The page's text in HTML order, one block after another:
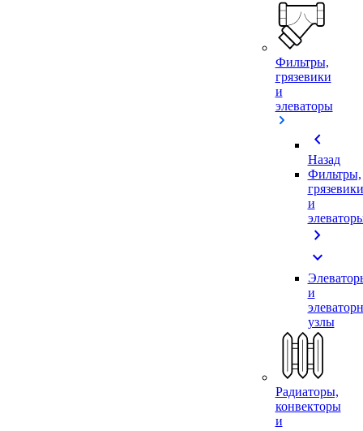
Фильтры,
грязевики
и
элеваторы
chevron_left
Назад
Фильтры,
грязевики
и
chevron_right
expand_more
и
узлы
Радиаторы,
конвекторы
и